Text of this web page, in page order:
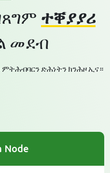
ተቐያያሪ
መደብ
ድሕነትን ክንሕዞ ኢና።
Node